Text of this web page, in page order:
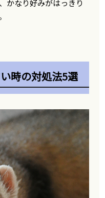
かなり好みがはっきり
時の対処法5選